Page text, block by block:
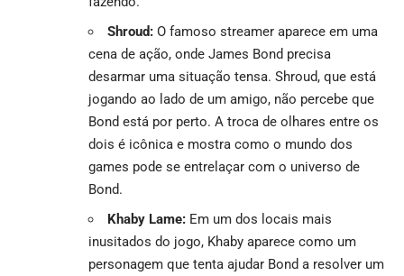
Shroud: O famoso streamer aparece em uma
cena de ação, onde James Bond precisa
desarmar uma situação tensa. Shroud, que está
jogando ao lado de um amigo, não percebe que
Bond está por perto. A troca de olhares entre os
dois é icônica e mostra como o mundo dos
games pode se entrelaçar com o universo de
Bond.
Khaby Lame: Em um dos locais mais
inusitados do jogo, Khaby aparece como um
personagem que tenta ajudar Bond a resolver um